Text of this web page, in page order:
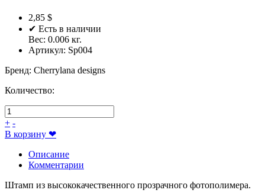
2,85 $
✔ Есть в наличии
Вес: 0.006 кг.
Артикул: Sp004
Бренд: Cherrylana designs
Количество:
+ -
В корзину ❤
Описание
Комментарии
Штамп из высококачественного прозрачного фотополимера.